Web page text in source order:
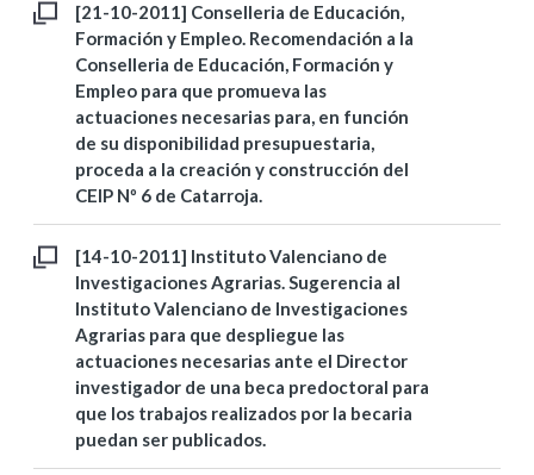
[21-10-2011] Conselleria de Educación,
Formación y Empleo. Recomendación a la
Conselleria de Educación, Formación y
Empleo para que promueva las
actuaciones necesarias para, en función
de su disponibilidad presupuestaria,
proceda a la creación y construcción del
CEIP Nº 6 de Catarroja.
[14-10-2011] Instituto Valenciano de
Investigaciones Agrarias. Sugerencia al
Instituto Valenciano de Investigaciones
Agrarias para que despliegue las
actuaciones necesarias ante el Director
investigador de una beca predoctoral para
que los trabajos realizados por la becaria
puedan ser publicados.